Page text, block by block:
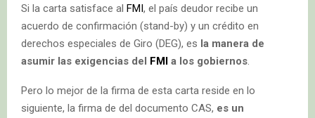
Si la carta satisface al FMI, el país deudor recibe un
acuerdo de confirmación (stand-by) y un crédito en
derechos especiales de Giro (DEG), es la manera de
asumir las exigencias del FMI a los gobiernos
Pero lo mejor de la firma de esta carta reside en lo
siguiente, la firma de del documento CAS, es un